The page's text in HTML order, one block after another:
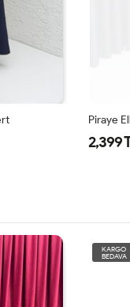
Piraye
2,399
KARGO
BEDAVA